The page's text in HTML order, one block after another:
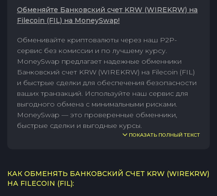
Обменяйте Банковский счет KRW (WIREKRW) на
Filecoin (FIL) на MoneySwap!
Обменивайте криптовалюты через наш P2P-
сервис без комиссии и по лучшему курсу.
MoneySwap предлагает надежные обменники
Банковский счет KRW (WIREKRW) на Filecoin (FIL)
и быстрые сделки для обеспечения безопасности
ваших транзакций. Используйте наш сервис для
выгодного обмена с минимальными рисками.
MoneySwap — это проверенные обменники,
быстрые сделки и выгодные курсы.
ПОКАЗАТЬ ПОЛНЫЙ ТЕКСТ
КАК ОБМЕНЯТЬ БАНКОВСКИЙ СЧЕТ KRW (WIREKRW)
НА FILECOIN (FIL):